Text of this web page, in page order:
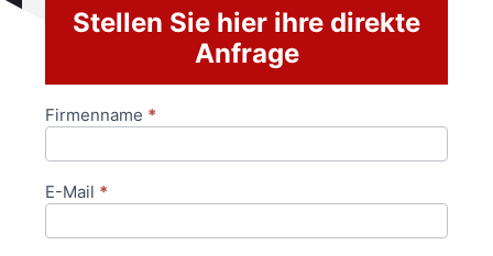
Stellen Sie hier ihre direkte
Anfrage
Anfrageformular
Firmenname *
E-Mail *